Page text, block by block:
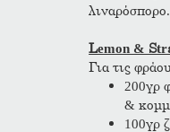
λιναρόσπορο.
Lemon &
Για τις
200γρ
&
100γρ